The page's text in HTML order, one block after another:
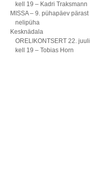
kell 19 – Kadri Traksmann
MISSA – 9. pühapäev pärast
nelipüha
Kesknädala
ORELIKONTSERT 22. juulil
kell 19 – Tobias Horn